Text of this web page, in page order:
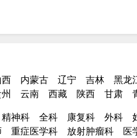
内蒙古 辽宁 吉林 黑龙
云南 西藏 陕西 甘肃
精神科 全科 康复科 外科
重症医学科 放射肿瘤科 医